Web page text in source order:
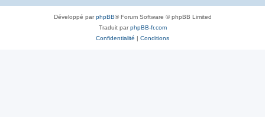
Développé parphpBB® Forum Software © phpBB Limited
Traduit parphpBB-fr.com
Confidentialité | Conditions